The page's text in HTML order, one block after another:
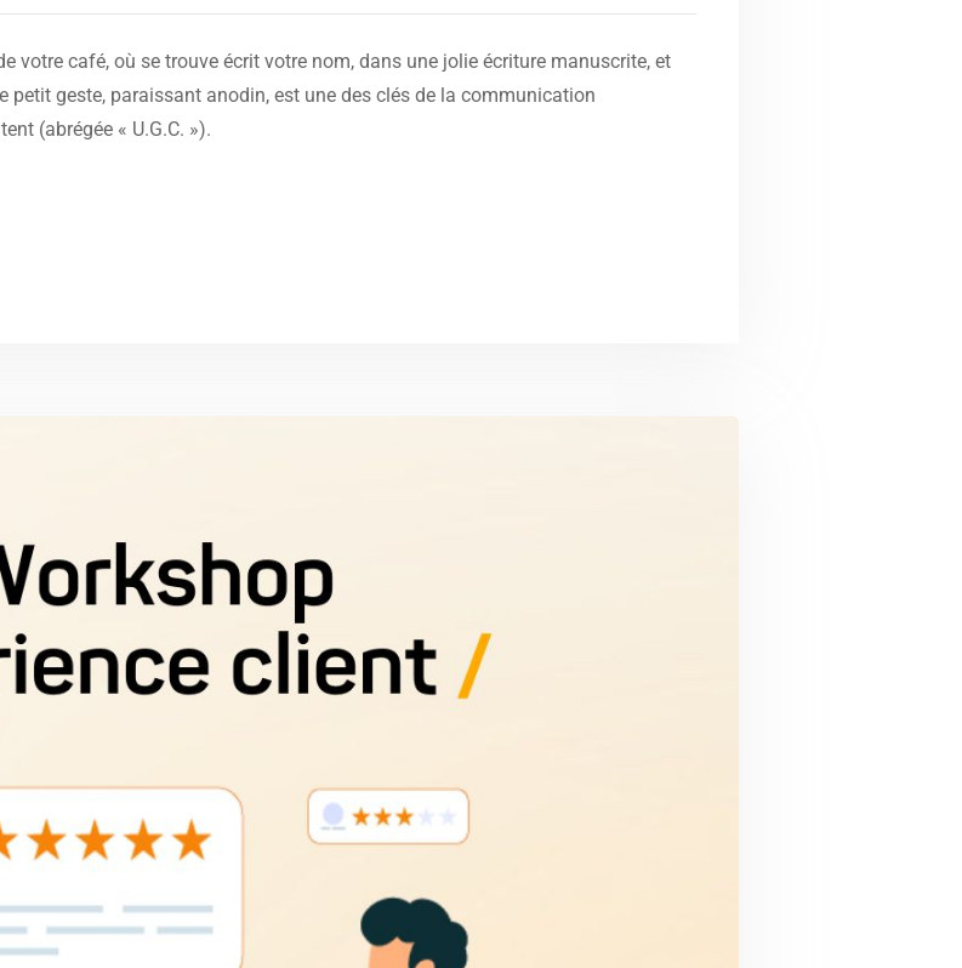
votre café, où se trouve écrit votre nom, dans une jolie écriture manuscrite, et
geste, paraissant anodin, est une des clés de la communication
(abrégée « U.G.C. »).